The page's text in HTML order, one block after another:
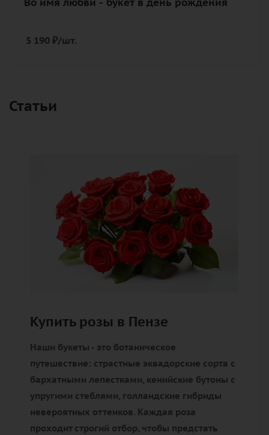
5 190 ₽/шт.
Статьи
Купить розы в Пензе
Наши букеты - это ботаническое
путешествие: страстные эквадорские сорта с
бархатными лепестками, кенийские бутоны с
упругими стеблями, голландские гибриды
невероятных оттенков. Каждая роза
проходит строгий отбор, чтобы предстать